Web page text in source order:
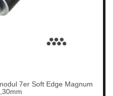
7er Soft Edge Magnum